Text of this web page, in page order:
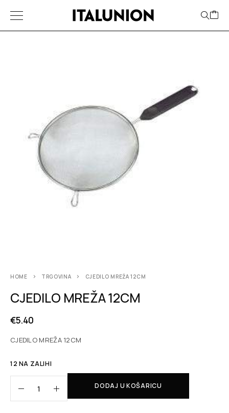
HOME TRGOVINA CJEDILO MREŽA 12CM
CJEDILO MREŽA 12CM
€5.40
CJEDILO MREŽA 12CM
12 NA ZALIHI
DODAJ U KOŠARICU